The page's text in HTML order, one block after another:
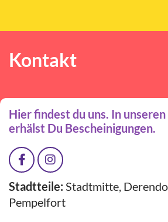
Kontakt
Hier findest du uns. In
erhälst Du Bescheinigungen.
Stadtteile: Stadtmitte,
Pempelfort